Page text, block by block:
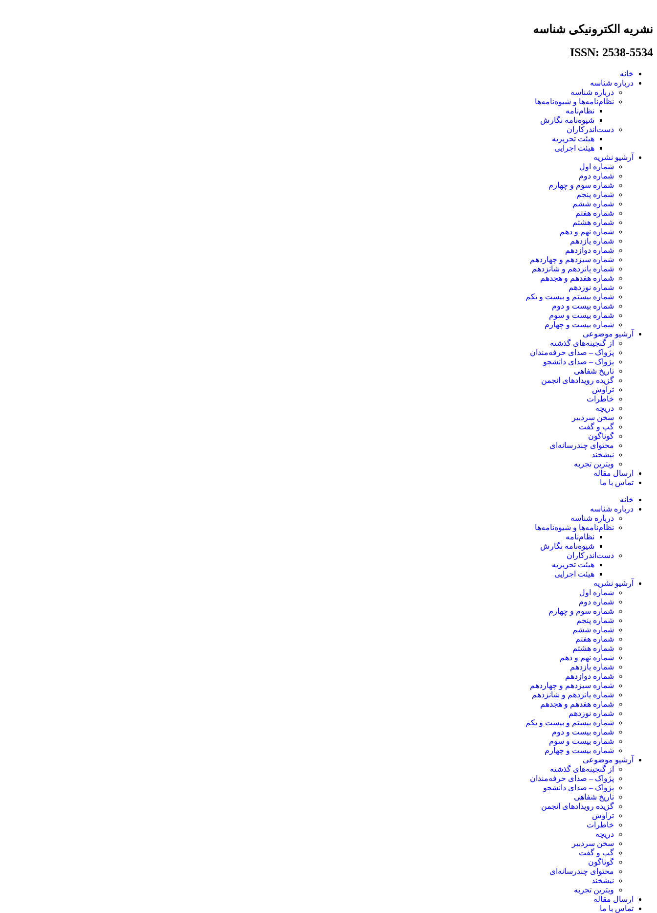
محتوا
نشریه الکترونیکی شناسه
ISSN: 2538-5534​
خانه
درباره شناسه
درباره شناسه
نظام‌نامه‌ها و شیوه‌نامه‌ها
نظام‌نامه
شیوه‌نامه نگارش
دست‌اندرکاران
هیئت تحریریه
هیئت اجرایی
آرشیو نشریه
شماره اول
شماره دوم
شماره سوم و چهارم
شماره پنجم
شماره ششم
شماره هفتم
شماره هشتم
شماره نهم و دهم
شماره یازدهم
شماره دوازدهم
شماره سیزدهم و چهاردهم
شماره پانزدهم و شانزدهم
شماره هفدهم و هجدهم
شماره نوزدهم
شماره بیستم و بیست و یکم
شماره بیست و دوم
شماره بیست و سوم
شماره بیست و چهارم
آرشیو موضوعی
از گنجینه‌های گذشته
پژواک – صدای حرفه‌مندان
پژواک – صدای دانشجو
تاریخ شفاهی
گزیده رویدادهای انجمن
تراوش
خاطرات
دریچه
سخن سردبیر
گپ و گفت
گوناگون
محتوای چندرسانه‌ای
نیشخند
ویترین تجربه
ارسال مقاله
تماس با ما
خانه
درباره شناسه
درباره شناسه
نظام‌نامه‌ها و شیوه‌نامه‌ها
نظام‌نامه
شیوه‌نامه نگارش
دست‌اندرکاران
هیئت تحریریه
هیئت اجرایی
آرشیو نشریه
شماره اول
شماره دوم
شماره سوم و چهارم
شماره پنجم
شماره ششم
شماره هفتم
شماره هشتم
شماره نهم و دهم
شماره یازدهم
شماره دوازدهم
شماره سیزدهم و چهاردهم
شماره پانزدهم و شانزدهم
شماره هفدهم و هجدهم
شماره نوزدهم
شماره بیستم و بیست و یکم
شماره بیست و دوم
شماره بیست و سوم
شماره بیست و چهارم
آرشیو موضوعی
از گنجینه‌های گذشته
پژواک – صدای حرفه‌مندان
پژواک – صدای دانشجو
تاریخ شفاهی
گزیده رویدادهای انجمن
تراوش
خاطرات
دریچه
سخن سردبیر
گپ و گفت
گوناگون
محتوای چندرسانه‌ای
نیشخند
ویترین تجربه
ارسال مقاله
تماس با ما